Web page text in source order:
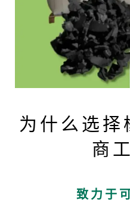
为什么选择
商
致 力 于